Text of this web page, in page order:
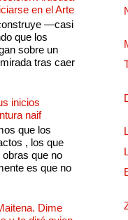
en el Arte
—casi
que los
sobre un
tras caer
inicios
naif
que los
, los que
que no
es que no
Dime